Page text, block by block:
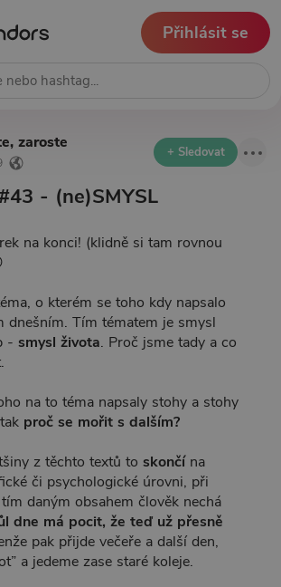
Přihlásit se
zaroste + Sledovat
- (ne)SMYSL
na konci! (klidně si tam rovnou
o kterém se toho kdy napsalo
dnešním. Tím tématem je smysl
- smysl života. Proč jsme tady a co
na to téma napsaly stohy a stohy
proč se mořit s dalším?
z těchto textů to skončí na
či psychologické úrovni, při
daným obsahem člověk nechá
dne má pocit, že teď už přesně
pak přijde večeře a další den,
a jedeme zase staré koleje.